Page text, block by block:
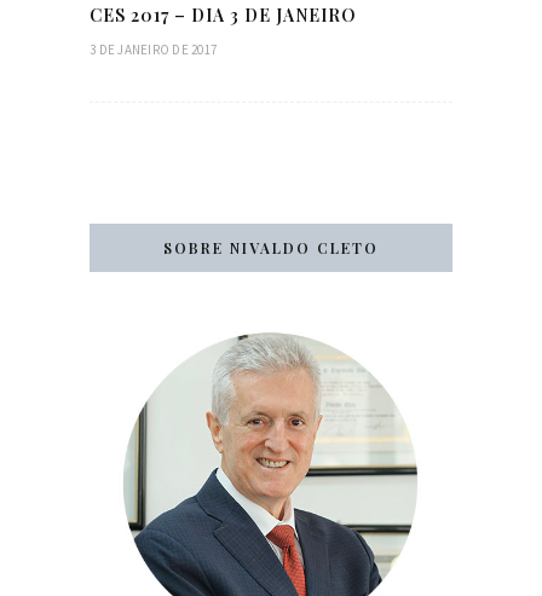
CES 2017 – DIA 3 DE JANEIRO
3 DE JANEIRO DE 2017
SOBRE NIVALDO CLETO